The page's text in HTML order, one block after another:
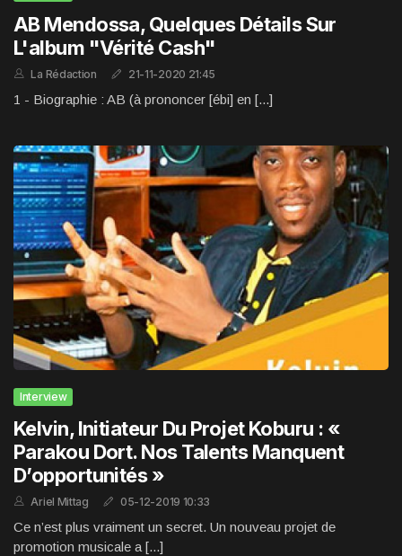
AB Mendossa, Quelques Détails Sur
L'album "Vérité Cash"
La Rédaction 21-11-2020 21:45
1 - Biographie : AB (à prononcer [ébi] en [...]
Interview
Kelvin, Initiateur Du Projet Koburu : «
Parakou Dort. Nos Talents Manquent
D’opportunités »
Ariel Mittag 05-12-2019 10:33
Ce n’est plus vraiment un secret. Un nouveau projet de
promotion musicale a [...]